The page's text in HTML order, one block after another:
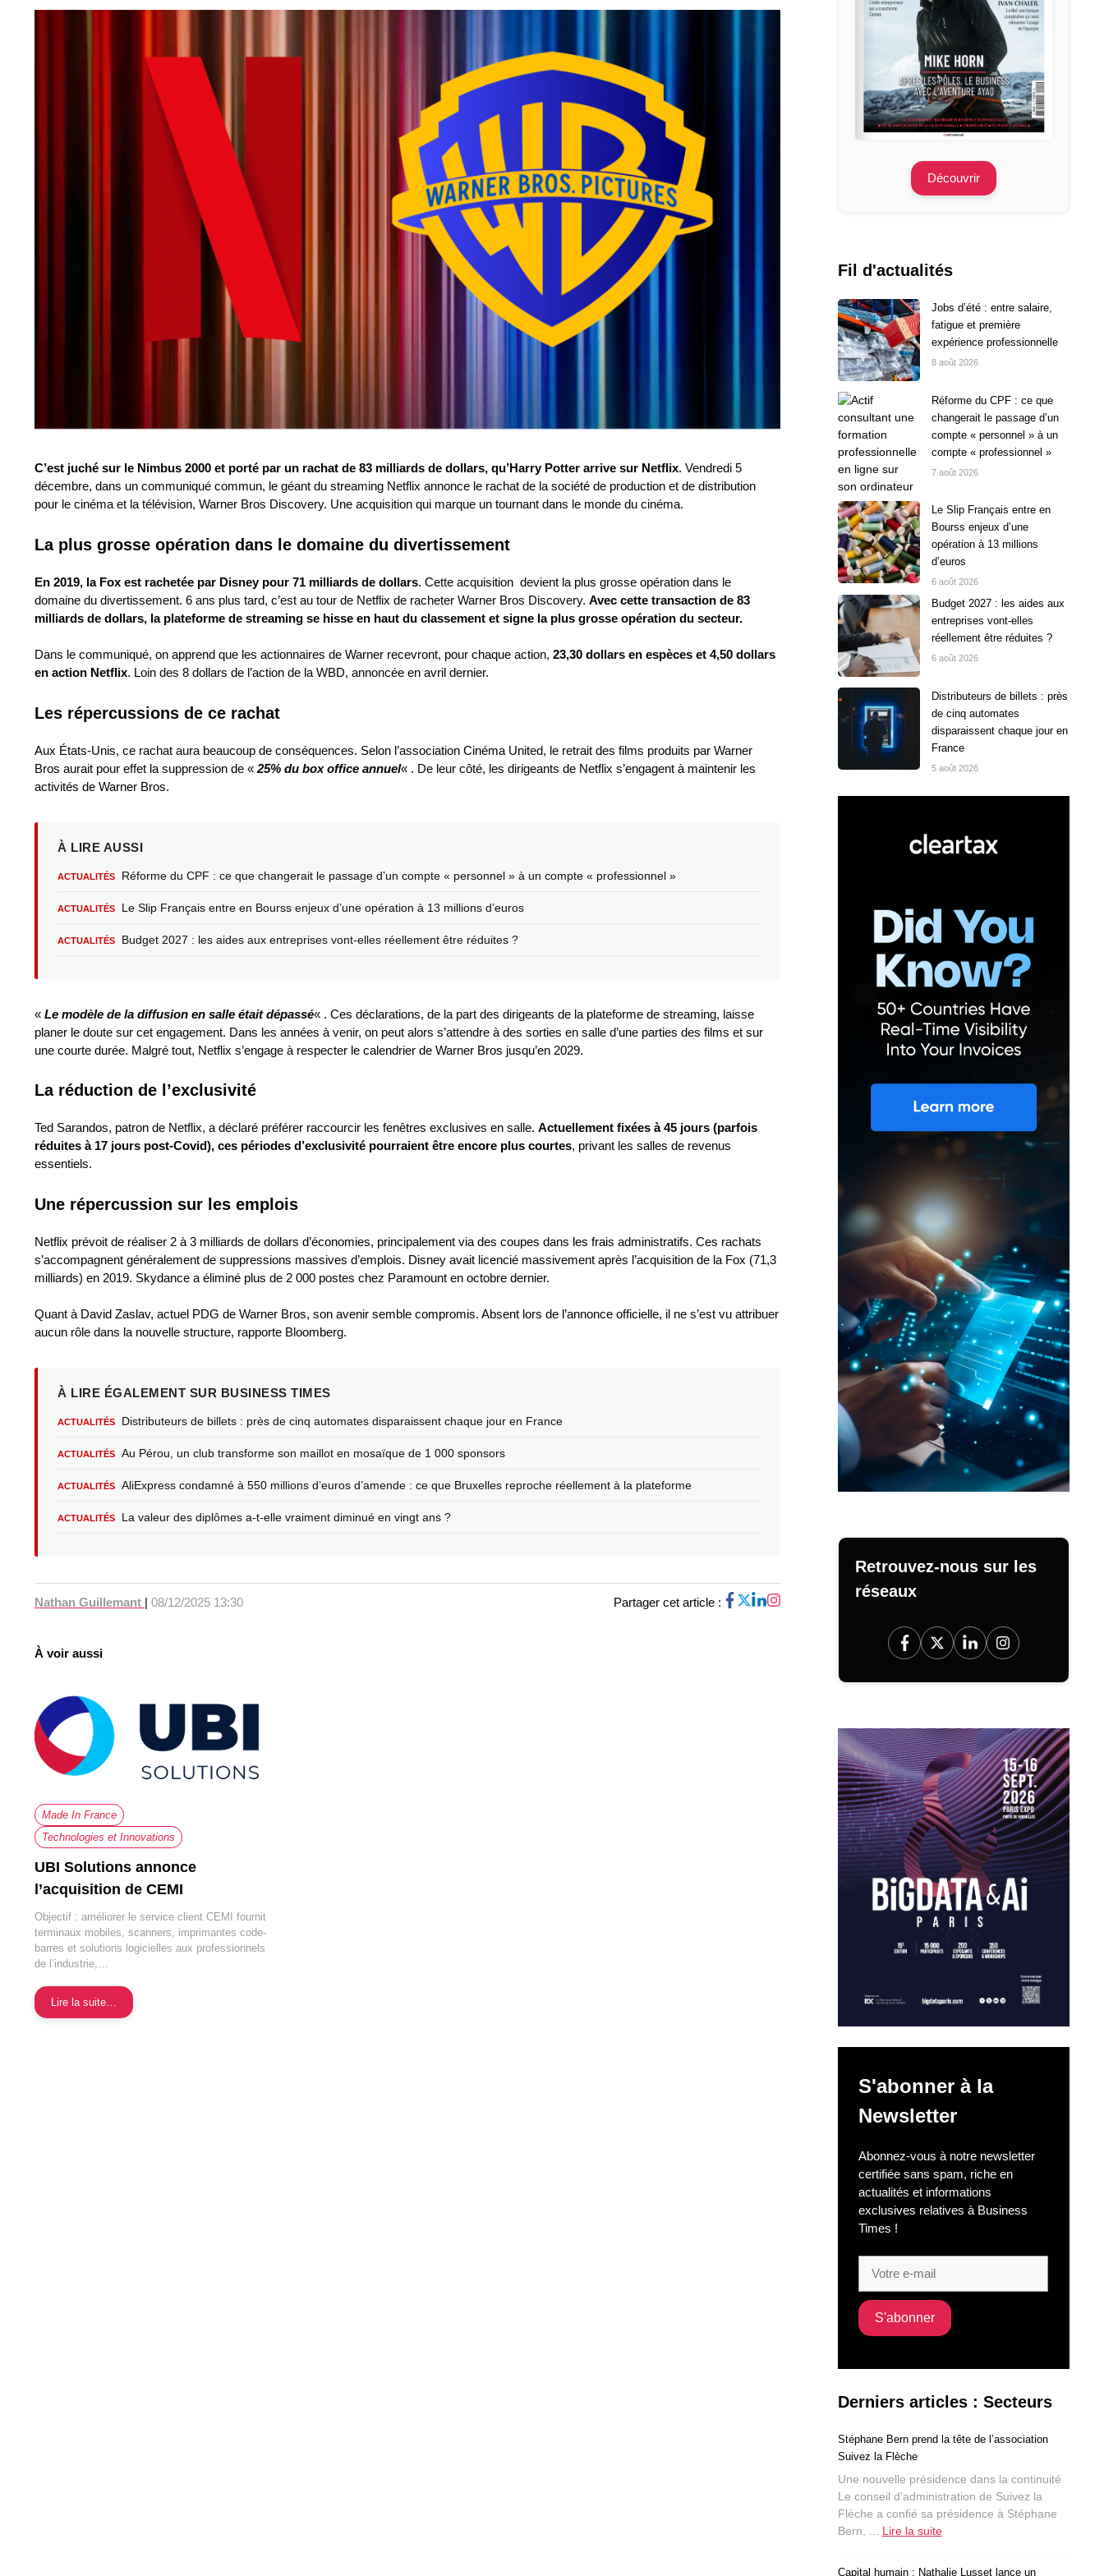
C’est juché sur le Nimbus 2000 et porté par un rachat de 83 milliards de dollars, qu’Harry Potter arrive sur Netflix. Vendredi 5
décembre, dans un communiqué commun, le géant du streaming Netflix annonce le rachat de la société de production et de distribution
pour le cinéma et la télévision, Warner Bros Discovery. Une acquisition qui marque un tournant dans le monde du cinéma.
La plus grosse opération dans le domaine du divertissement
En 2019, la Fox est rachetée par Disney pour 71 milliards de dollars. Cette acquisition devient la plus grosse opération dans le
domaine du divertissement. 6 ans plus tard, c’est au tour de Netflix de racheter Warner Bros Discovery. Avec cette transaction de 83
milliards de dollars, la plateforme de streaming se hisse en haut du classement et signe la plus grosse opération du secteur.
Dans le communiqué, on apprend que les actionnaires de Warner recevront, pour chaque action, 23,30 dollars en espèces et 4,50 dollars
en action Netflix. Loin des 8 dollars de l’action de la WBD, annoncée en avril dernier.
Les répercussions de ce rachat
Aux États-Unis, ce rachat aura beaucoup de conséquences. Selon l’association Cinéma United, le retrait des films produits par Warner
Bros aurait pour effet la suppression de « 25% du box office annuel« . De leur côté, les dirigeants de Netflix s’engagent à maintenir les
activités de Warner Bros.
À LIRE AUSSI
ACTUALITÉS Réforme du CPF : ce que changerait le passage d’un compte « personnel » à un compte « professionnel »
ACTUALITÉS Le Slip Français entre en Bourss enjeux d’une opération à 13 millions d’euros
ACTUALITÉS Budget 2027 : les aides aux entreprises vont-elles réellement être réduites ?
« Le modèle de la diffusion en salle était dépassé« . Ces déclarations, de la part des dirigeants de la plateforme de streaming, laisse
planer le doute sur cet engagement. Dans les années à venir, on peut alors s’attendre à des sorties en salle d’une parties des films et sur
une courte durée. Malgré tout, Netflix s’engage à respecter le calendrier de Warner Bros jusqu’en 2029.
La réduction de l’exclusivité
Ted Sarandos, patron de Netflix, a déclaré préférer raccourcir les fenêtres exclusives en salle. Actuellement fixées à 45 jours (parfois
réduites à 17 jours post-Covid), ces périodes d’exclusivité pourraient être encore plus courtes, privant les salles de revenus
essentiels.
Une répercussion sur les emplois
Netflix prévoit de réaliser 2 à 3 milliards de dollars d’économies, principalement via des coupes dans les frais administratifs. Ces rachats
s’accompagnent généralement de suppressions massives d’emplois. Disney avait licencié massivement après l’acquisition de la Fox (71,3
milliards) en 2019. Skydance a éliminé plus de 2 000 postes chez Paramount en octobre dernier.
Quant à David Zaslav, actuel PDG de Warner Bros, son avenir semble compromis. Absent lors de l’annonce officielle, il ne s’est vu attribuer
aucun rôle dans la nouvelle structure, rapporte Bloomberg.
À LIRE ÉGALEMENT SUR BUSINESS TIMES
ACTUALITÉS Distributeurs de billets : près de cinq automates disparaissent chaque jour en France
ACTUALITÉS Au Pérou, un club transforme son maillot en mosaïque de 1 000 sponsors
ACTUALITÉS AliExpress condamné à 550 millions d’euros d’amende : ce que Bruxelles reproche réellement à la plateforme
ACTUALITÉS La valeur des diplômes a-t-elle vraiment diminué en vingt ans ?
Nathan Guillemant | 08/12/2025 13:30 Partager cet article :
À voir aussi
Made In France
Technologies et Innovations
UBI Solutions annonce
l’acquisition de CEMI
Objectif : améliorer le service client CEMI fournit
terminaux mobiles, scanners, imprimantes code-
barres et solutions logicielles aux professionnels
de l’industrie,…
Lire la suite…
Découvrir
Fil d'actualités
Jobs d’été : entre salaire,
fatigue et première
expérience professionnelle
8 août 2026
Réforme du CPF : ce que
changerait le passage d’un
compte « personnel » à un
compte « professionnel »
7 août 2026
Le Slip Français entre en
Bourss enjeux d’une
opération à 13 millions
d’euros
6 août 2026
Budget 2027 : les aides aux
entreprises vont-elles
réellement être réduites ?
6 août 2026
Distributeurs de billets : près
de cinq automates
disparaissent chaque jour en
France
5 août 2026
Retrouvez-nous sur les
réseaux
S'abonner à la
Newsletter
Abonnez-vous à notre newsletter
certifiée sans spam, riche en
actualités et informations
exclusives relatives à Business
Times !
Derniers articles : Secteurs
Stéphane Bern prend la tête de l’association
Suivez la Flèche
Une nouvelle présidence dans la continuité
Le conseil d’administration de Suivez la
Flèche a confié sa présidence à Stéphane
Bern, ... Lire la suite
Capital humain : Nathalie Lusset lance un